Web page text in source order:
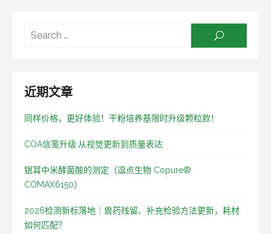
近期文章
同样价格，更好体验！干粉培养基限时升级颗粒款！
COA信笺升级:从视觉更新到质量表达
银耳中米酵菌酸的测定（逗点生物 Copure®
COMAX6150）
2026检测新标落地｜兽药残留、补充检验方法更新，耗材
如何匹配？